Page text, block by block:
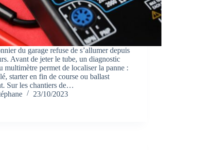
du garage refuse de s’allumer depuis
Avant de jeter le tube, un diagnostic
multimètre permet de localiser la panne :
starter en fin de course ou ballast
Sur les chantiers de…
23/10/2023